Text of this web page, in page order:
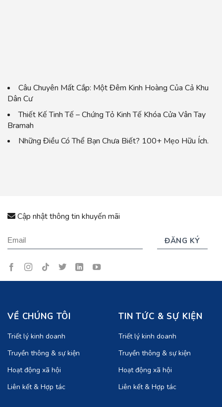
Câu Chuyên Mất Cắp: Một Đêm Kinh Hoàng Của Cả Khu
Dân Cư
Thiết Kế Tinh Tế – Chứng Tỏ Kinh Tế Khóa Cửa Vân Tay
Bramah
Những Điều Có Thể Bạn Chưa Biết? 100+ Mẹo Hữu Ích.
Cập nhật thông tin khuyến mãi
VỀ CHÚNG TÔI
Triết lý kinh doanh
Truyền thông & sự kiện
Hoạt động xã hội
Liên kết & Hợp tác
TIN TỨC & SỰ KIỆN
Triết lý kinh doanh
Truyền thông & sự kiện
Hoạt động xã hội
Liên kết & Hợp tác